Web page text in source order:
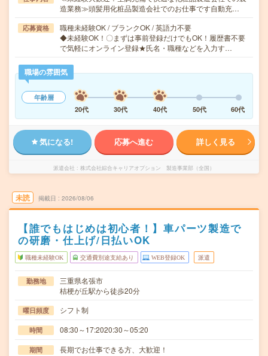
造業務≫頭髪用化粧品製造会社でのお仕事です自動充…
応募資格
職種未経験OK / ブランクOK / 英語力不要
◆未経験OK！〇まずは事前登録だけでもOK！履歴書不要
で気軽にオンライン登録★氏名・職種などを入力す…
職場の雰囲気
年齢層
20代
30代 40代 50代 60代
気になる! 応募へ進む 詳しく見る
派遣会社 株式会社綜合キャリアオプション 製造事業部（全国）
未読 掲載日 2026/08/06
【誰でもはじめは初心者！】車パーツ製造で
の研磨・仕上げ/日払いOK
職種未経験OK 交通費別途支給あり WEB登録OK 派遣
勤務地
三重県名張市
桔梗が丘駅から徒歩20分
曜日頻度 シフト制
時間 08:30～17:2020:30～05:20
期間 長期でお仕事できる方、大歓迎！